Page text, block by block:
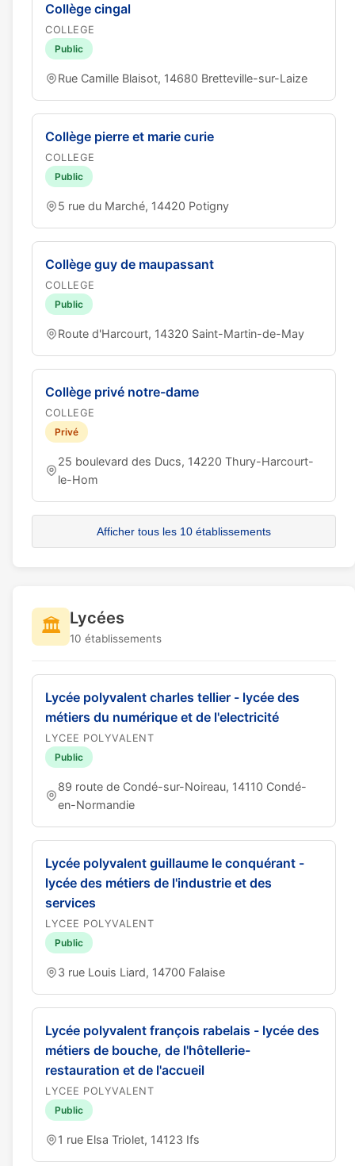
Collège cingal
COLLEGE
Public
Rue Camille Blaisot, 14680 Bretteville-sur-Laize
Collège pierre et marie curie
COLLEGE
Public
5 rue du Marché, 14420 Potigny
Collège guy de maupassant
COLLEGE
Public
Route d'Harcourt, 14320 Saint-Martin-de-May
Collège privé notre-dame
COLLEGE
Privé
25 boulevard des Ducs, 14220 Thury-Harcourt-
le-Hom
Afficher tous les 10 établissements
🏛️ Lycées
10 établissements
Lycée polyvalent charles tellier - lycée des
métiers du numérique et de l'electricité
LYCEE POLYVALENT
Public
89 route de Condé-sur-Noireau, 14110 Condé-
en-Normandie
Lycée polyvalent guillaume le conquérant -
lycée des métiers de l'industrie et des
services
LYCEE POLYVALENT
Public
3 rue Louis Liard, 14700 Falaise
Lycée polyvalent françois rabelais - lycée des
métiers de bouche, de l'hôtellerie-
restauration et de l'accueil
LYCEE POLYVALENT
Public
1 rue Elsa Triolet, 14123 Ifs